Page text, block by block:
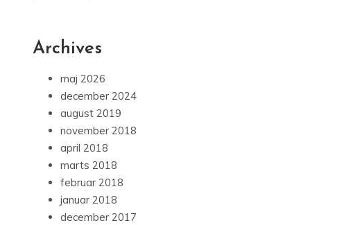
Archives
maj 2026
december 2024
august 2019
november 2018
april 2018
marts 2018
februar 2018
januar 2018
december 2017